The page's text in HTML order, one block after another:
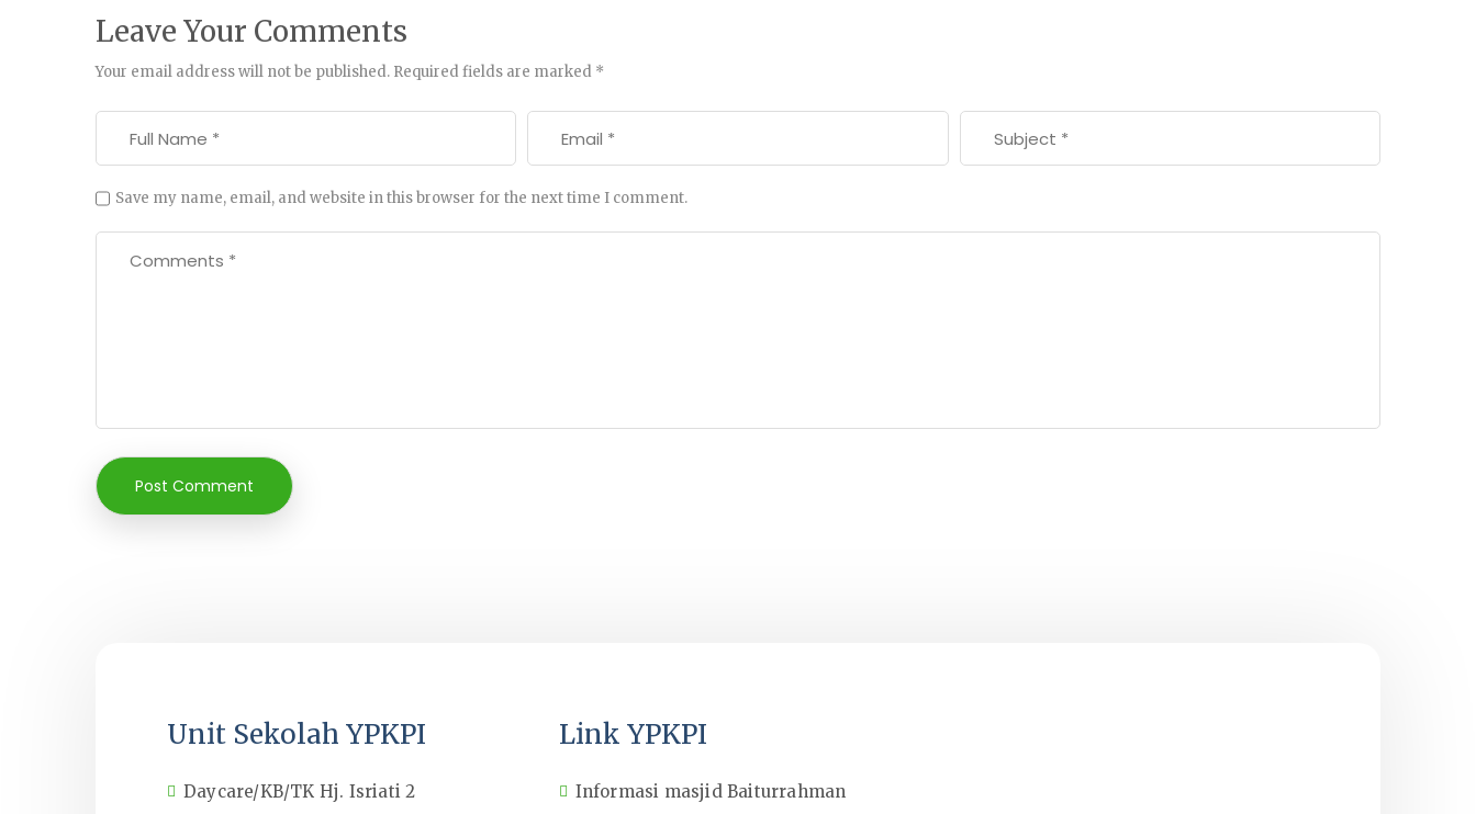
Leave Your Comments
Your email address will not be published. Required fields are marked *
Save my name, email, and website in this browser for the next time I comment.
Unit Sekolah YPKPI
Daycare/KB/TK Hj. Isriati 2
Link YPKPI
Informasi masjid Baiturrahman